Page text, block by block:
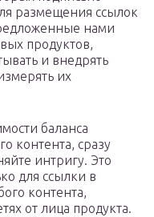
размещения ссылок
нами
продуктов,
и внедрять
их
баланса
контента, сразу
интригу. Это
для ссылки в
контента,
от лица продукта.